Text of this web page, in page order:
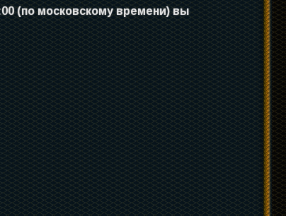
(по московскому времени) вы